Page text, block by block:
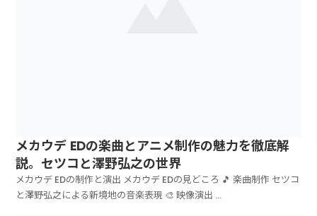
メカウデ EDの楽曲とアニメ制作の魅力を徹底解
説。セツコと澤野弘之の世界
メカウデ EDの制作と演出 メカウデ EDの見どころ 🎵 楽曲制作 セツコ
と澤野弘之による新境地の音楽表現 🎨 映像演出 ...